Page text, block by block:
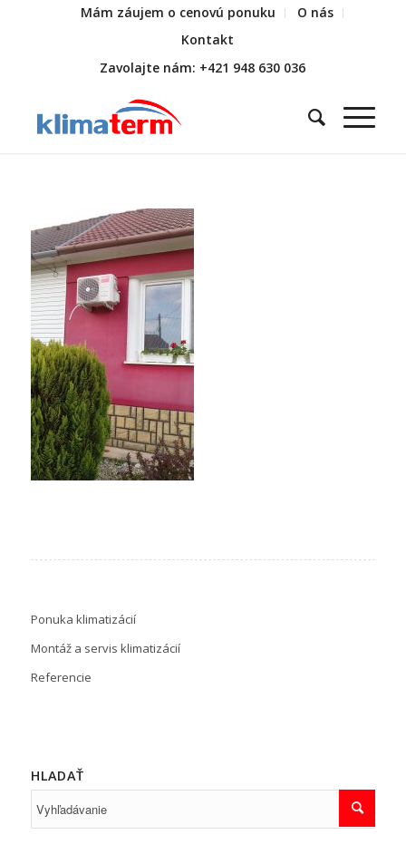
Mám záujem o cenovú ponuku
O nás
Kontakt
Zavolajte nám: +421 948 630 036
Ponuka klimatizácií
Montáž a servis klimatizácií
Referencie
HLADAŤ